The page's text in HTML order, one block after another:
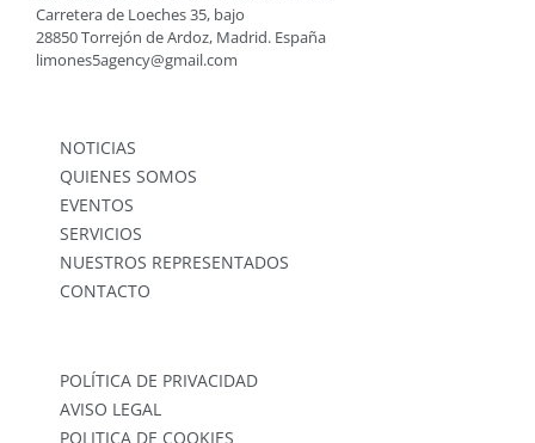
Carretera de Loeches 35, bajo
28850 Torrejón de Ardoz, Madrid. España
limones5agency@gmail.com
NOTICIAS
QUIENES SOMOS
EVENTOS
SERVICIOS
NUESTROS REPRESENTADOS
CONTACTO
POLÍTICA DE PRIVACIDAD
AVISO LEGAL
POLITICA DE COOKIES